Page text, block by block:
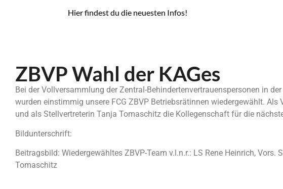
Hier findest du die neuesten Infos!
ZBVP Wahl der KAGes
Bei der Vollversammlung der Zentral-Behindertenvertrauenspersonen in
wurden einstimmig unsere FCG ZBVP Betriebsrätinnen wiedergewählt. Als
und als Stellvertreterin Tanja Tomaschitz die Kollegenschaft für die
Bildunterschrift:
Beitragsbild: Wiedergewähltes ZBVP-Team v.l.n.r.: LS Rene Heinrich, Vors.
Tomaschitz